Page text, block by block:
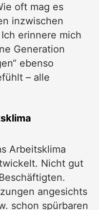
oft mag es
inzwischen
erinnere mich
Generation
ebenso
– alle
Arbeitsklima
Nicht gut
angesichts
schon spürbaren